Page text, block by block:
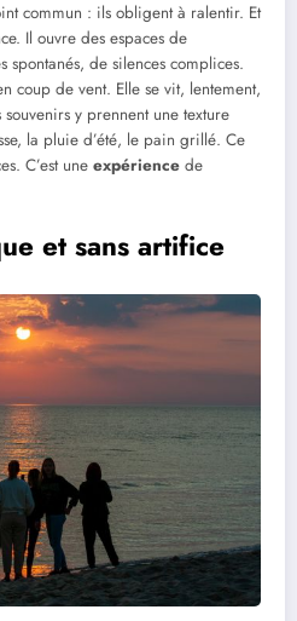
commun : ils obligent à ralentir. Et
Il ouvre des espaces de
spontanés, de silences complices.
coup de vent. Elle se vit, lentement,
y prennent une texture
la pluie d’été, le pain grillé. Ce
C’est une expérience de
et sans artifice